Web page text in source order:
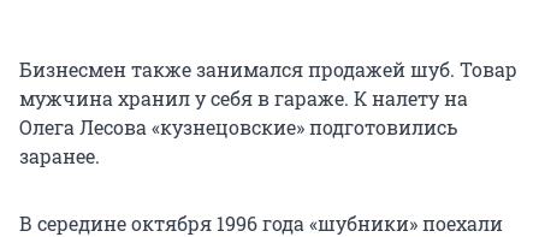
Бизнесмен также занимался продажей шуб. Товар
мужчина хранил у себя в гараже. К налету на
Олега Лесова «кузнецовские» подготовились
заранее.
В середине октября 1996 года «шубники» поехали